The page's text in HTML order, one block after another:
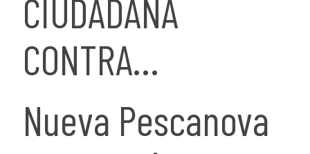
CIUDADANA
CONTRA…
Nueva Pescanova